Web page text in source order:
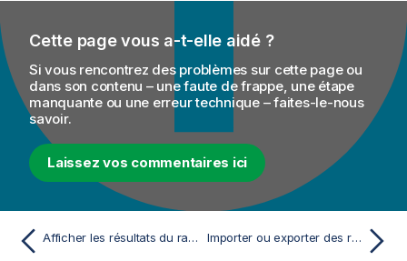
Cette page vous a-t-elle aidé ?
Si vous rencontrez des problèmes sur cette page ou
dans son contenu – une faute de frappe, une étape
manquante ou une erreur technique – faites-le-nous
savoir.
Laissez vos commentaires ici
Afficher les résultats du rapprochement Importer ou exporter des règles de rapprochement